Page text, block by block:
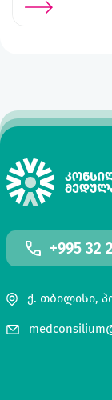
+995 32
ქ. თბილისი,